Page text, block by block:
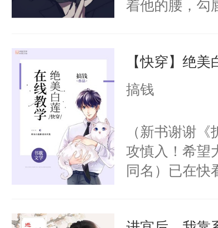
着他的腰，勾
来，给老公
用力——为你
【快穿】绝
搞钱
（新书谢谢
攻慎入！希望
同名）已在快